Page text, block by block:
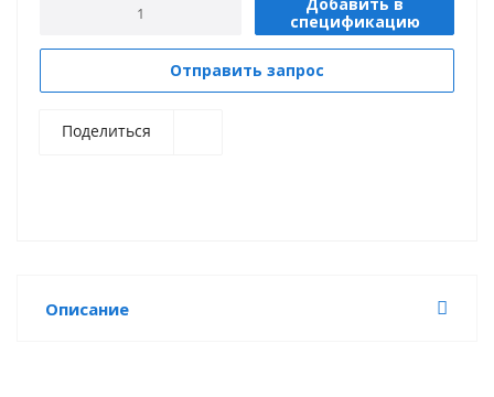
спецификацию
Отправить запрос
Поделиться
Описание